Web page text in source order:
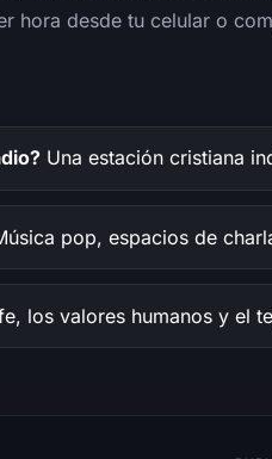
hora desde tu celular o
Una estación cristiana
pop, espacios de
los valores humanos y el